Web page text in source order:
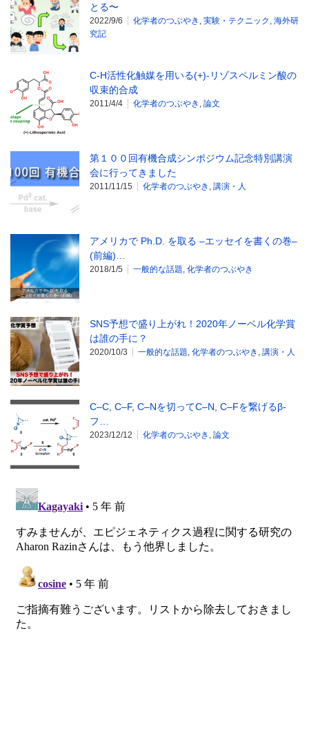
とる〜
2022/9/6 化学者のつぶやき 実験・テクニック 海外研
究記
C-H活性化触媒を用いる(+)-リゾスペルミン酸の
収束的合成
2011/4/4 化学者のつぶやき 論文
第１００回有機合成シンポジウム記念特別講演
会に行ってきました
2011/11/15 化学者のつぶやき 講演・人
アメリカで Ph.D. を取る –エッセイを書くの巻–
(前編)…
2018/1/5 一般的な話題 化学者のつぶやき
SNS予想で盛り上がれ！2020年ノーベル化学賞
は誰の手に？
2020/10/3 一般的な話題 化学者のつぶやき 講演・人
C–C, C–F, C–Nを切ってC–N, C–Fを繋げるβ-
フ…
2023/12/12 化学者のつぶやき 論文